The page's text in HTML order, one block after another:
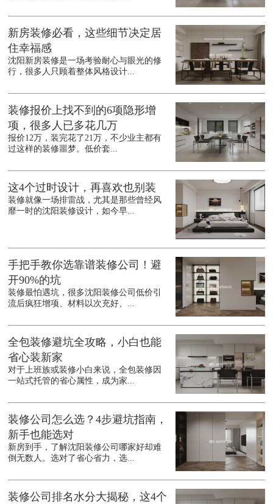
新房装修必看，这些细节决定居
住幸福感
沈阳新房装修是一场考验耐心与眼光的修
行，很多人只顾着整体风格设计...
装修报价上找不到的6项隐形增
项，很多人已多花几万
报价12万，装完花了21万，不少业主都有
过这样的装修噩梦。低价套...
这4个过时设计，再喜欢也别装
装修就像一场排雷战，尤其是那些曾经风
靡一时的沈阳装修设计，如今早...
手把手教你选靠谱装修公司！避
开90%的坑
装修最怕遇坑，很多沈阳装修公司低价引
流后疯狂增项、材料以次充好、...
全包装修避坑全攻略，小白也能
省心装新家
对于上班族或装修小白来说，全包装修因
一站式托管的省心属性，成为家...
装修公司怎么选？4步避坑指南，
新手也能选对
新房到手，了解沈阳装修公司哪家好却难
倒无数人。选对了省心省力，选...
装修公司排名水分大揭秘，这4个